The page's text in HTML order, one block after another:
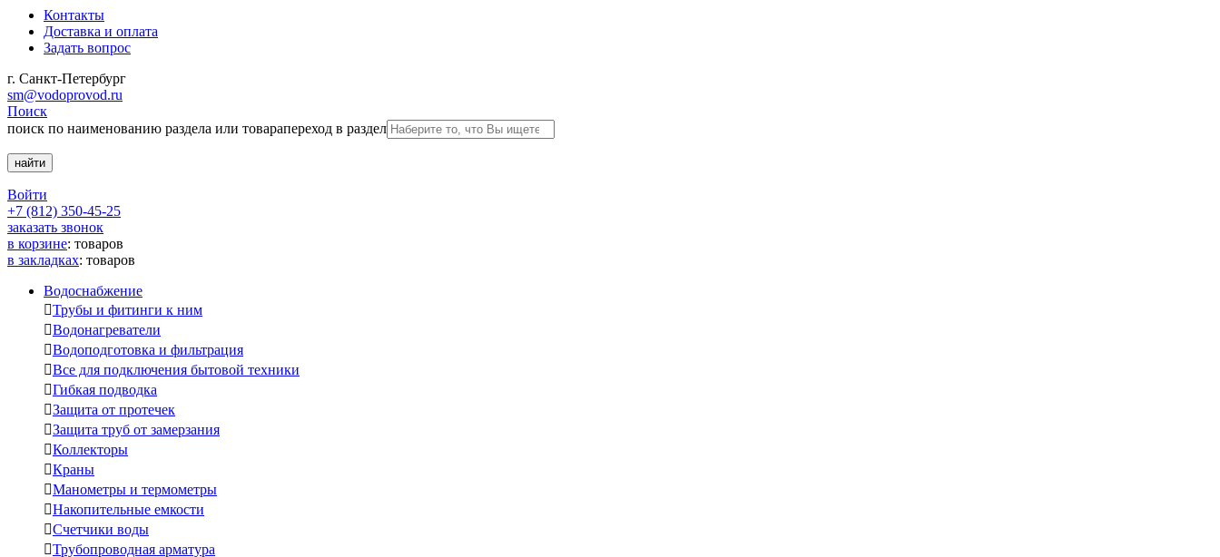
Контакты
Доставка и оплата
Задать вопрос
г. Санкт-Петербург
sm@vodoprovod.ru
Поиск
поиск по наименованию раздела или товарапереход в раздел
Войти
+7 (812) 350-45-25
заказать звонок
в корзине: товаров
в закладках: товаров
Водоснабжение
Трубы и фитинги к ним
Водонагреватели
Водоподготовка и фильтрация
Все для подключения бытовой техники
Гибкая подводка
Защита от протечек
Защита труб от замерзания
Коллекторы
Краны
Манометры и термометры
Накопительные емкости
Счетчики воды
Трубопроводная арматура